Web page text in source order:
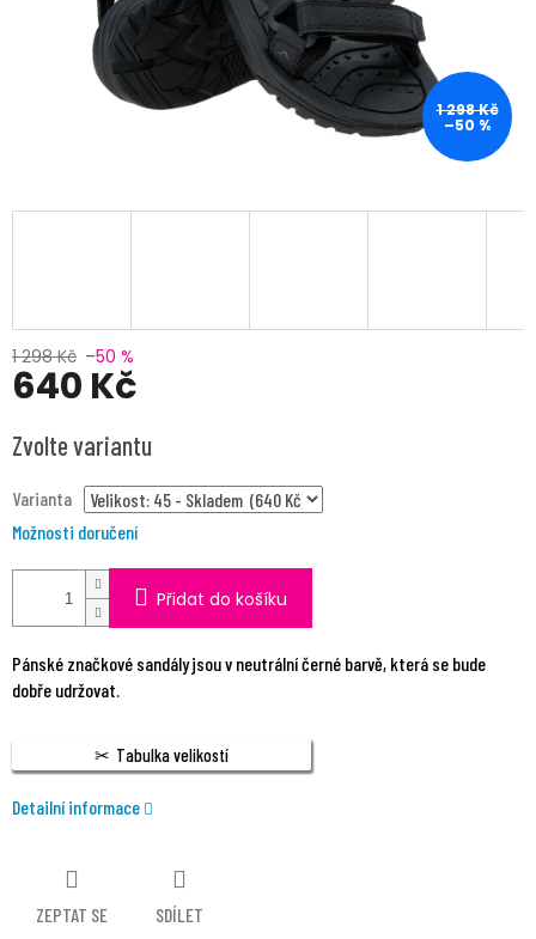
1 298 Kč
–50 %
1 298 Kč –50 %
640 Kč
cena:
Zvolte variantu
Varianta
Možnosti doručení
Přidat do košíku
Pánské značkové sandály jsou v neutrální černé barvě, která se bude
dobře udržovat.
Tabulka velikostí
Detailní informace
ZEPTAT SE SDÍLET